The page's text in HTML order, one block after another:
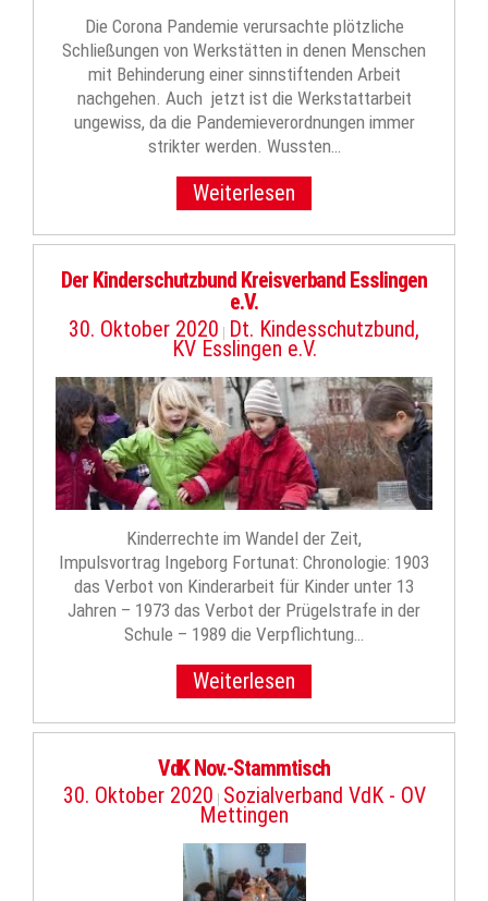
Die Corona Pandemie verursachte plötzliche
Schließungen von Werkstätten in denen Menschen
mit Behinderung einer sinnstiftenden Arbeit
nachgehen. Auch jetzt ist die Werkstattarbeit
ungewiss, da die Pandemieverordnungen immer
strikter werden. Wussten…
Weiterlesen
Der Kinderschutzbund Kreisverband Esslingen
e.V.
30. Oktober 2020 | Dt. Kindesschutzbund,
KV Esslingen e.V.
Kinderrechte im Wandel der Zeit,
Impulsvortrag Ingeborg Fortunat: Chronologie: 1903
das Verbot von Kinderarbeit für Kinder unter 13
Jahren – 1973 das Verbot der Prügelstrafe in der
Schule – 1989 die Verpflichtung…
Weiterlesen
VdK Nov.-Stammtisch
30. Oktober 2020 | Sozialverband VdK - OV
Mettingen